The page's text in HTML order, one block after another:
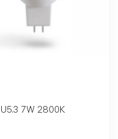
7W 2800К